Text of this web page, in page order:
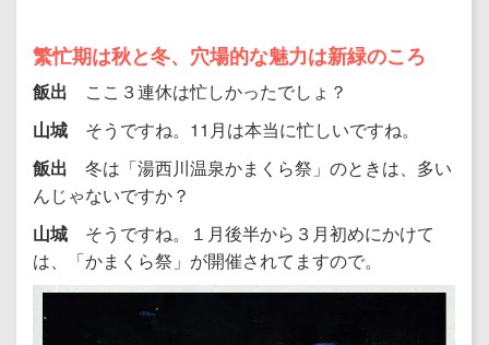
繁忙期は秋と冬、穴場的な魅力は新緑のころ
飯出 ここ３連休は忙しかったでしょ？
山城 そうですね。11月は本当に忙しいですね。
飯出 冬は「湯西川温泉かまくら祭」のときは、多い
んじゃないですか？
山城 そうですね。１月後半から３月初めにかけて
は、「かまくら祭」が開催されてますので。